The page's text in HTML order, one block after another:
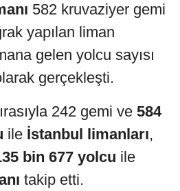
582 kruvaziyer gemi
yapılan liman
gelen yolcu sayısı
gerçekleşti.
242 gemi ve 584
ile İstanbul limanları,
bin 677 yolcu ile
takip etti.